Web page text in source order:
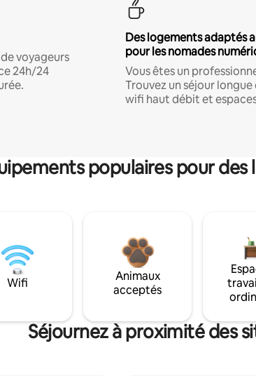
voyageurs
24h/24
Des logements adaptés
pour les nomades
Vous êtes un
Trouvez un séjour
wifi haut débit et
populaires pour
Wifi
Animaux
acceptés
Séjournez à proximité des